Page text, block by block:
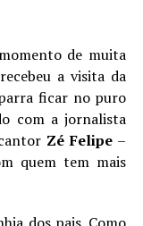
de muita
a visita da
ficar no puro
com a jornalista
Zé Felipe –
quem tem mais